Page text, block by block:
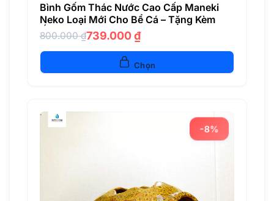
Bình Gốm Thác Nước Cao Cấp Maneki
Neko Loại Mới Cho Bể Cá – Tặng Kèm
Ống Bơm – Nota Shop VN
800.000₫
Giá
gốc
là:
800.000 ₫.
739.000₫
Giá
hiện
tại
là: Chọn
-8%